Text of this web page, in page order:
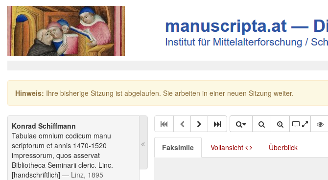
Hinweis: Ihre bisherige Sitzung ist abgelaufen. Sie arbeiten in einer neuen Sitzung weiter.
Konrad Schiffmann
Tabulae omnium codicum manu
scriptorum et annis 1470-1520
impressorum, quos asservat
Bibliotheca Seminarii cleric. Linc.
[handschriftlich] — Linz, 1895
Faksimile Vollansicht Überblick